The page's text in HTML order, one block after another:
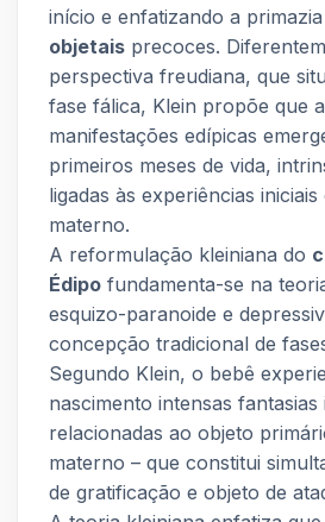
início e enfatizando a primazia
objetais precoces.
perspectiva freudiana, que
fase fálica, Klein propõe que
manifestações edípicas
primeiros meses de vida,
ligadas às experiências
materno.
A reformulação kleiniana do
Édipo fundamenta-se na
esquizo-paranoide e
concepção tradicional de
Segundo Klein, o bebê
nascimento intensas
relacionadas ao objeto
materno – que constitui
de gratificação e objeto de